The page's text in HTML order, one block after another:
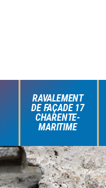
RAVALEMENT
DE FAÇADE 17
CHARENTE-
MARITIME